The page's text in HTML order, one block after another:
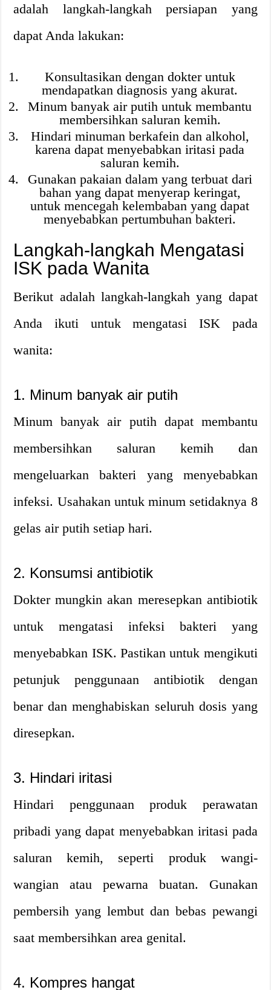
adalah langkah-langkah persiapan yang
dapat Anda lakukan:
Konsultasikan dengan dokter untuk
mendapatkan diagnosis yang akurat.
Minum banyak air putih untuk membantu
membersihkan saluran kemih.
Hindari minuman berkafein dan alkohol,
karena dapat menyebabkan iritasi pada
saluran kemih.
Gunakan pakaian dalam yang terbuat dari
bahan yang dapat menyerap keringat,
untuk mencegah kelembaban yang dapat
menyebabkan pertumbuhan bakteri.
Langkah-langkah Mengatasi
ISK pada Wanita
Berikut adalah langkah-langkah yang dapat
Anda ikuti untuk mengatasi ISK pada
wanita:
1. Minum banyak air putih
Minum banyak air putih dapat membantu
membersihkan saluran kemih dan
mengeluarkan bakteri yang menyebabkan
infeksi. Usahakan untuk minum setidaknya 8
gelas air putih setiap hari.
2. Konsumsi antibiotik
Dokter mungkin akan meresepkan antibiotik
untuk mengatasi infeksi bakteri yang
menyebabkan ISK. Pastikan untuk mengikuti
petunjuk penggunaan antibiotik dengan
benar dan menghabiskan seluruh dosis yang
diresepkan.
3. Hindari iritasi
Hindari penggunaan produk perawatan
pribadi yang dapat menyebabkan iritasi pada
saluran kemih, seperti produk wangi-
wangian atau pewarna buatan. Gunakan
pembersih yang lembut dan bebas pewangi
saat membersihkan area genital.
4. Kompres hangat